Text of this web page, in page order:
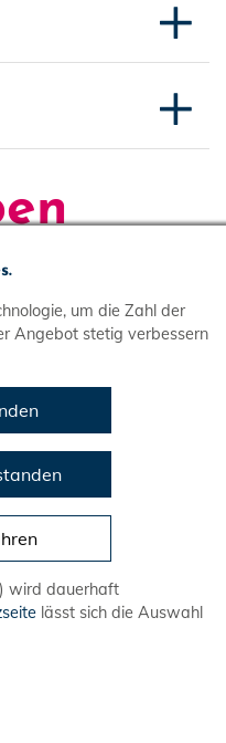
um die Zahl der
Angebot stetig verbessern
wird dauerhaft
lässt sich die Auswahl